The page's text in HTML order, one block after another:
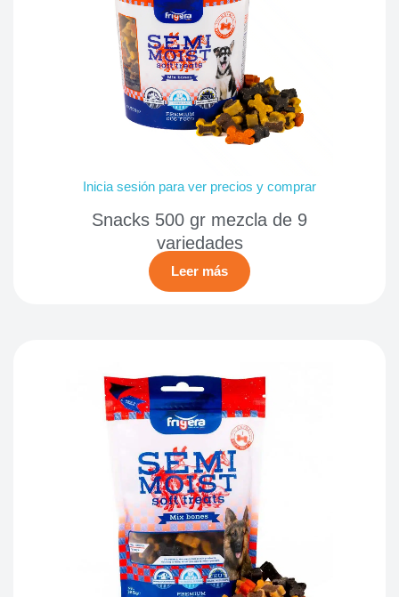
Inicia sesión para ver precios y comprar
Snacks 500 gr mezcla de 9
variedades
Leer más